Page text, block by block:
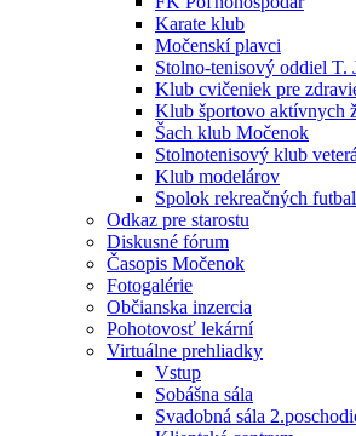
Karate klub
Močenskí plavci
Stolno-tenisový oddiel
Klub cvičeniek pre
Klub športovo aktívnych
Šach klub Močenok
Stolnotenisový klub
Klub modelárov
Spolok rekreačných
Odkaz pre starostu
Diskusné fórum
Časopis Močenok
Fotogalérie
Občianska inzercia
Pohotovosť lekární
Virtuálne prehliadky
Vstup
Sobášna sála
Svadobná sála